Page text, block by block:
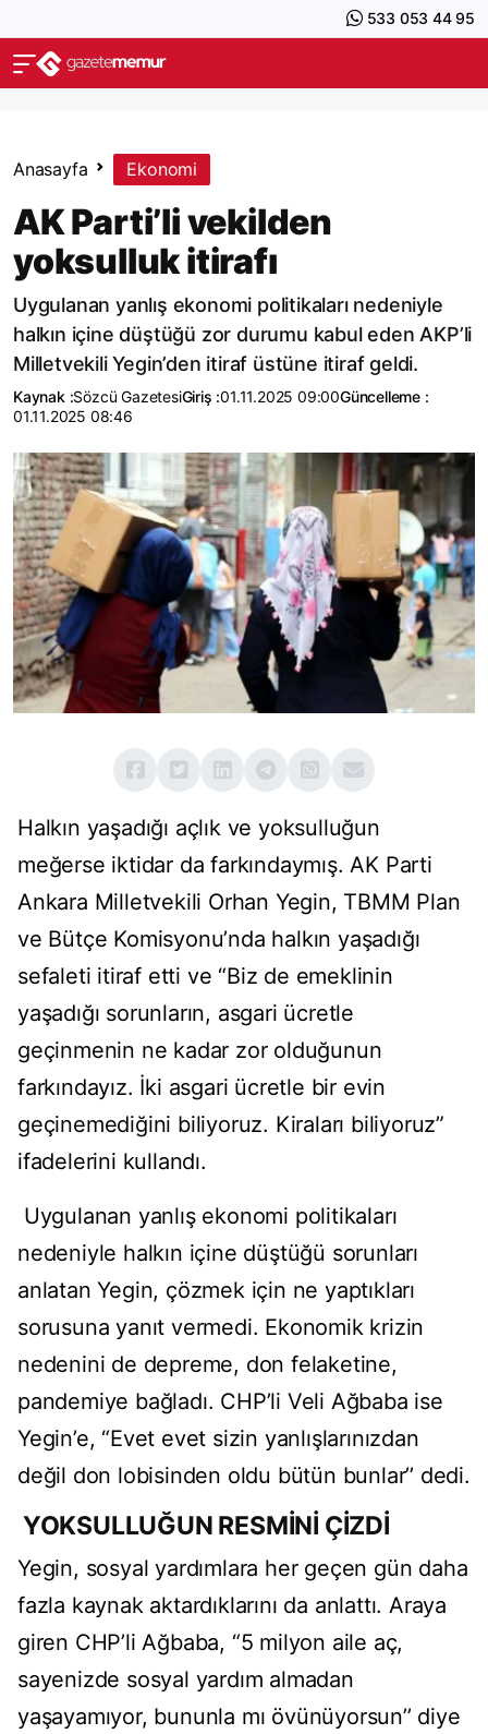
533 053 44 95
Anasayfa Ekonomi
AK Parti’li vekilden
yoksulluk itirafı
Uygulanan yanlış ekonomi politikaları nedeniyle
halkın içine düştüğü zor durumu kabul eden AKP’li
Milletvekili Yegin’den itiraf üstüne itiraf geldi.
Kaynak :Sözcü GazetesiGiriş :01.11.2025 09:00Güncelleme :
01.11.2025 08:46
Halkın yaşadığı açlık ve yoksulluğun
meğerse iktidar da farkındaymış. AK Parti
Ankara Milletvekili Orhan Yegin, TBMM Plan
ve Bütçe Komisyonu’nda halkın yaşadığı
sefaleti itiraf etti ve “Biz de emeklinin
yaşadığı sorunların, asgari ücretle
geçinmenin ne kadar zor olduğunun
farkındayız. İki asgari ücretle bir evin
geçinemediğini biliyoruz. Kiraları biliyoruz”
ifadelerini kullandı.
Uygulanan yanlış ekonomi politikaları
nedeniyle halkın içine düştüğü sorunları
anlatan Yegin, çözmek için ne yaptıkları
sorusuna yanıt vermedi. Ekonomik krizin
nedenini de depreme, don felaketine,
pandemiye bağladı. CHP’li Veli Ağbaba ise
Yegin’e, “Evet evet sizin yanlışlarınızdan
değil don lobisinden oldu bütün bunlar’’ dedi.
YOKSULLUĞUN RESMİNİ ÇİZDİ
Yegin, sosyal yardımlara her geçen gün daha
fazla kaynak aktardıklarını da anlattı. Araya
giren CHP’li Ağbaba, “5 milyon aile aç,
sayenizde sosyal yardım almadan
yaşayamıyor, bununla mı övünüyorsun’’ diye